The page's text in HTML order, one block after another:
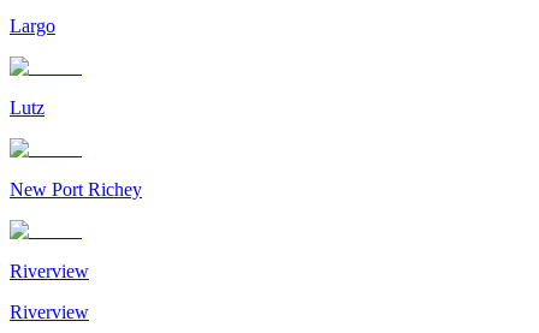
Largo
Lutz
New Port Richey
Riverview
Riverview